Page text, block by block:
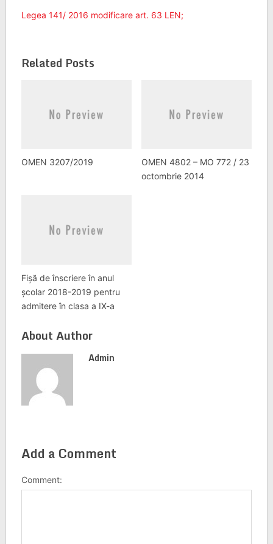
Legea 141/ 2016 modificare art. 63 LEN;
Related Posts
OMEN 3207/2019
OMEN 4802 – MO 772 / 23
octombrie 2014
Fișă de înscriere în anul
școlar 2018-2019 pentru
admitere în clasa a IX-a
About Author
Admin
Add a Comment
Comment: